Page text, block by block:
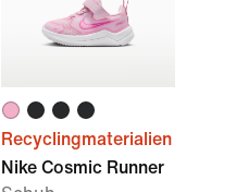
Recyclingmaterialien
Nike Cosmic Runner